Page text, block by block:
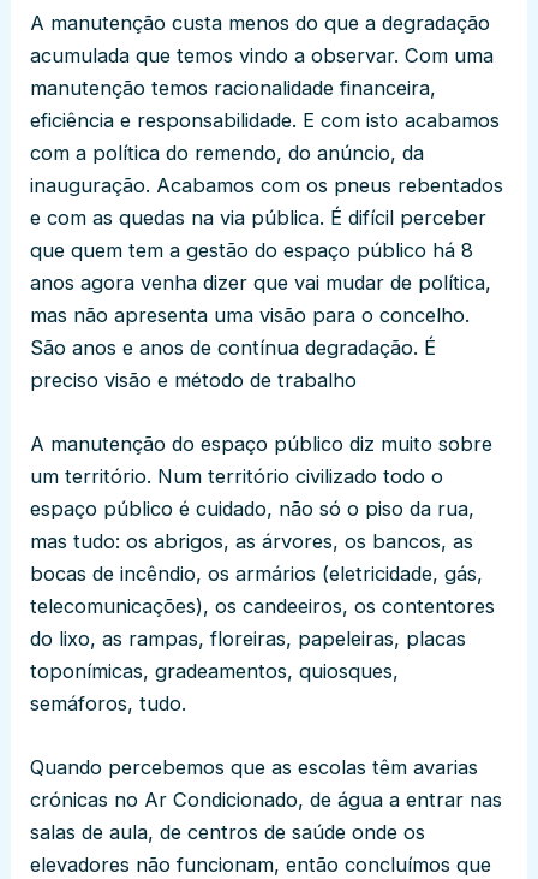
A manutenção custa menos do que a degradação
acumulada que temos vindo a observar. Com uma
manutenção temos racionalidade financeira,
eficiência e responsabilidade. E com isto acabamos
com a política do remendo, do anúncio, da
inauguração. Acabamos com os pneus rebentados
e com as quedas na via pública. É difícil perceber
que quem tem a gestão do espaço público há 8
anos agora venha dizer que vai mudar de política,
mas não apresenta uma visão para o concelho.
São anos e anos de contínua degradação. É
preciso visão e método de trabalho
A manutenção do espaço público diz muito sobre
um território. Num território civilizado todo o
espaço público é cuidado, não só o piso da rua,
mas tudo: os abrigos, as árvores, os bancos, as
bocas de incêndio, os armários (eletricidade, gás,
telecomunicações), os candeeiros, os contentores
do lixo, as rampas, floreiras, papeleiras, placas
toponímicas, gradeamentos, quiosques,
semáforos, tudo.
Quando percebemos que as escolas têm avarias
crónicas no Ar Condicionado, de água a entrar nas
salas de aula, de centros de saúde onde os
elevadores não funcionam, então concluímos que